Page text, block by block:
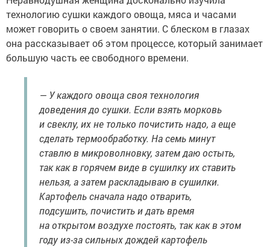
технологию сушки каждого овоща, мяса и часами
может говорить о своем занятии. С блеском в глазах
она рассказывает об этом процессе, который занимает
большую часть ее свободного времени.
— У каждого овоща своя технология
доведения до сушки. Если взять морковь
и свеклу, их не только почистить надо, а еще
сделать термообработку. На семь минут
ставлю в микроволновку, затем даю остыть,
так как в горячем виде в сушилку их ставить
нельзя, а затем раскладываю в сушилки.
Картофель сначала надо отварить,
подсушить, почистить и дать время
на открытом воздухе постоять, так как в этом
году из-за сильных дождей картофель